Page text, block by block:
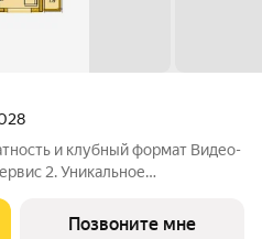
и клубный формат Видео-
2. Уникальное
зона Детский уголок 3.
Позвоните мне